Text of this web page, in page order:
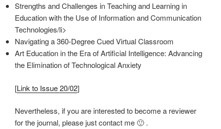
Strengths and Challenges in Teaching and Learning in
Education with the Use of Information and Communication
Technologies/li>
Navigating a 360-Degree Cued Virtual Classroom
Art Education in the Era of Artificial Intelligence: Advancing
the Elimination of Technological Anxiety
[Link to Issue 20/02]
Nevertheless, if you are interested to become a reviewer
for the journal, please just contact me 🙂 .